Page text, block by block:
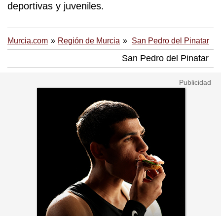
deportivas y juveniles.
Murcia.com Región de Murcia San Pedro del Pinatar
San Pedro del Pinatar